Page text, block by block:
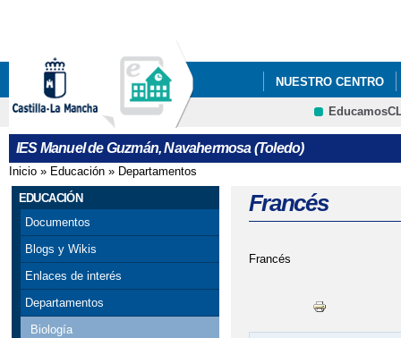
NUESTRO CENTRO
IESO SOLIDARIO -
REUNIÓN INICIAL DE
IES Manuel de Guzmán, Navahermosa (Toledo)
Se encuentra usted aquí
Inicio » Educación » Departamentos
EDUCACIÓN
Documentos
Blogs y Wikis
Enlaces de interés
Departamentos
Biología
Francés
Francés